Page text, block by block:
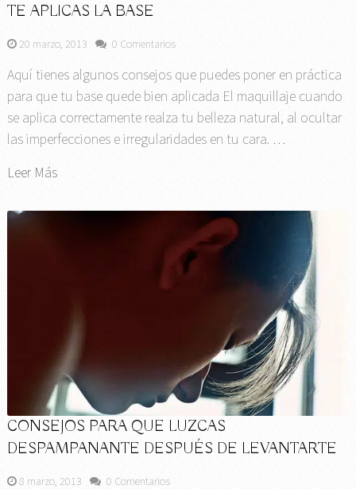
TE APLICAS LA BASE
20 marzo, 2013 0 Comentarios
Aquí tienes algunos consejos que puedes poner en práctica
para que tu base quede bien aplicada El maquillaje cuando
se aplica correctamente realza tu belleza natural, al ocultar
las imperfecciones e irregularidades en tu cara. …
Leer Más
CONSEJOS PARA QUE LUZCAS
DESPAMPANANTE DESPUÉS DE LEVANTARTE
8 marzo, 2013 0 Comentarios